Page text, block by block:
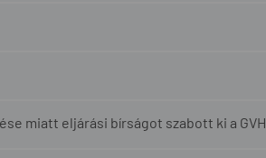
miatt eljárási bírságot szabott ki a GVH